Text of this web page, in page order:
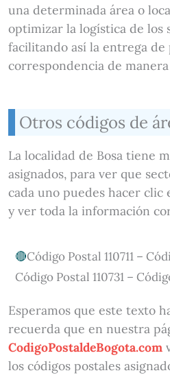
una determinada área o
optimizar la logística de los
facilitando así la entrega de
correspondencia de
Otros códigos de
La localidad de Bosa tiene
asignados, para ver que
cada uno puedes hacer clic
y ver toda la información
Código Postal 110711 –
Código Postal 110731 –
Esperamos que este texto
recuerda que en nuestra
CodigoPostaldeBogota.com
los códigos postales